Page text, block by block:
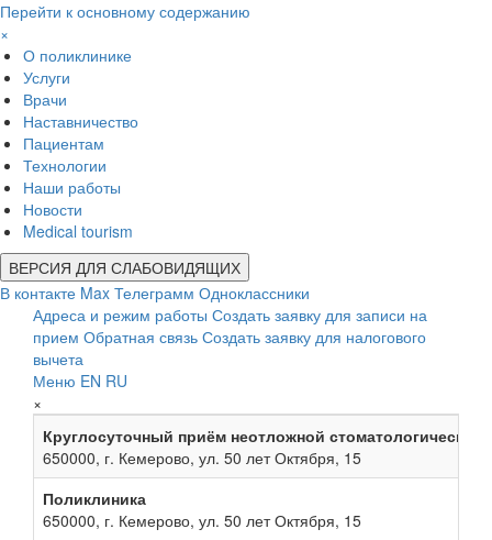
Перейти к основному содержанию
×
О поликлинике
Услуги
Врачи
Наставничество
Пациентам
Технологии
Наши работы
Новости
Medical tourism
ВЕРСИЯ ДЛЯ СЛАБОВИДЯЩИХ
В контакте Max Телеграмм Одноклассники
Адреса и режим работы Создать заявку для записи на
прием Обратная связь Создать заявку для налогового
вычета
Меню EN RU
×
Круглосуточный приём неотложной
650000, г. Кемерово, ул. 50 лет Октября, 15
Поликлиника
650000, г. Кемерово, ул. 50 лет Октября, 15